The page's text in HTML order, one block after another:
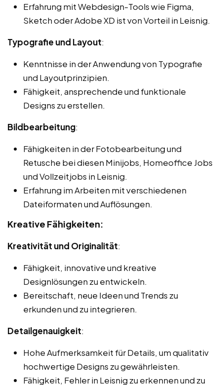
Erfahrung mit Webdesign-Tools wie Figma,
Sketch oder Adobe XD ist von Vorteil in Leisnig.
Typografie und Layout:
Kenntnisse in der Anwendung von Typografie
und Layoutprinzipien.
Fähigkeit, ansprechende und funktionale
Designs zu erstellen.
Bildbearbeitung:
Fähigkeiten in der Fotobearbeitung und
Retusche bei diesen Minijobs, Homeoffice Jobs
und Vollzeitjobs in Leisnig.
Erfahrung im Arbeiten mit verschiedenen
Dateiformaten und Auflösungen.
Kreative Fähigkeiten:
Kreativität und Originalität:
Fähigkeit, innovative und kreative
Designlösungen zu entwickeln.
Bereitschaft, neue Ideen und Trends zu
erkunden und zu integrieren.
Detailgenauigkeit:
Hohe Aufmerksamkeit für Details, um qualitativ
hochwertige Designs zu gewährleisten.
Fähigkeit, Fehler in Leisnig zu erkennen und zu